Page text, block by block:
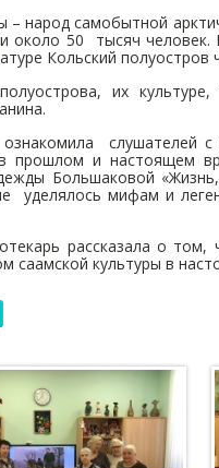
– народ самобытной
около 50 тысяч
Кольский
их
слушателей с
прошлом и настоящем
Большаковой
уделялось мифам и
рассказала о том,
саамской культуры в